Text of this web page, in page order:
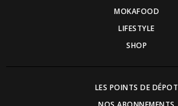
MOKAFOOD
LIFESTYLE
SHOP
LES POINTS DE DÉPOT